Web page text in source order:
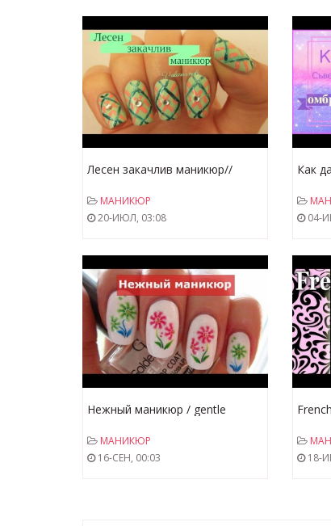
Лесен закачлив маникюр//
МАНИКЮР
20-ИЮЛ, 03:08
Как
04-
Нежный маникюр / gentle
МАНИКЮР
16-СЕН, 00:03
18-